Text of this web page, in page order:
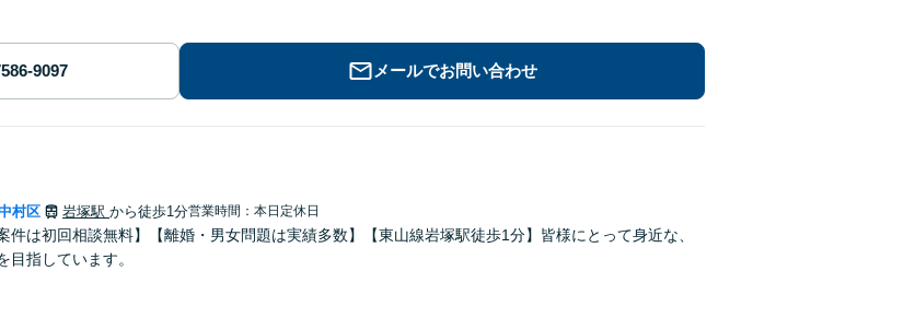
メールでお問い合わせ
村区 岩塚駅 から徒歩1分営業時間：本日定休日
件は初回相談無料】【離婚・男女問題は実績多数】【東山線岩塚駅徒歩1分】皆様にとって身近な、
目指しています。